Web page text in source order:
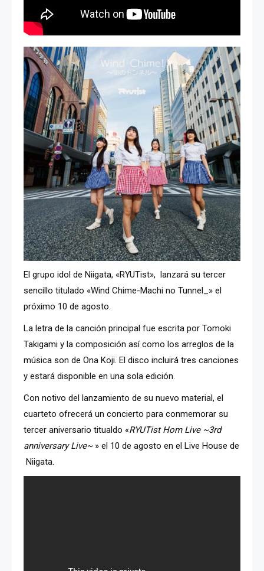
El grupo idol de Niigata, «RYUTist», lanzará su tercer
sencillo titulado «Wind Chime-Machi no Tunnel_» el
próximo 10 de agosto.
La letra de la canción principal fue escrita por Tomoki
Takigami y la composición así como los arreglos de la
música son de Ona Koji. El disco incluirá tres canciones
y estará disponible en una sola edición.
Con notivo del lanzamiento de su nuevo material, el
cuarteto ofrecerá un concierto para conmemorar su
tercer aniversario titualdo «RYUTist Hom Live ~3rd
anniversary Live~» el 10 de agosto en el Live House de
Niigata.